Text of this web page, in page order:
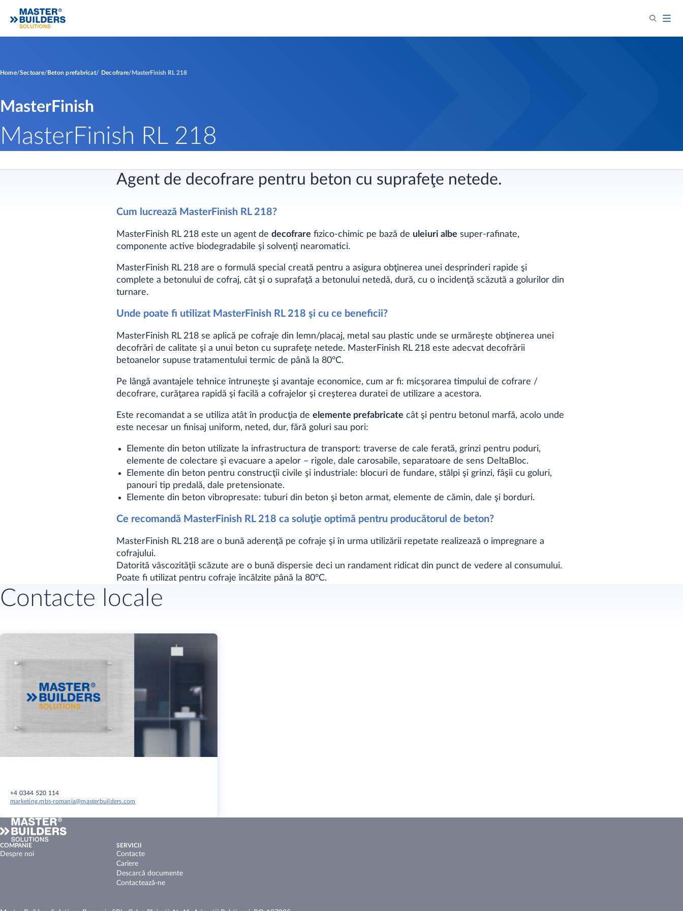
Home Sectoare Beton prefabricat Decofrare MasterFinish RL 218
MasterFinish
MasterFinish RL 218
Agent de decofrare pentru beton cu suprafeţe netede.
Cum lucrează MasterFinish RL 218?
MasterFinish RL 218 este un agent de decofrare fizico-chimic pe bază de uleiuri albe super-rafinate,
componente active biodegradabile şi solvenţi nearomatici.
MasterFinish RL 218 are o formulă special creată pentru a asigura obţinerea unei desprinderi rapide şi
complete a betonului de cofraj, cât şi o suprafaţă a betonului netedă, dură, cu o incidenţă scăzută a golurilor din
turnare.
Unde poate fi utilizat MasterFinish RL 218 şi cu ce beneficii?
MasterFinish RL 218 se aplică pe cofraje din lemn/placaj, metal sau plastic unde se urmăreşte obţinerea unei
decofrări de calitate şi a unui beton cu suprafeţe netede. MasterFinish RL 218 este adecvat decofrării
betoanelor supuse tratamentului termic de până la 80°C.
Pe lângă avantajele tehnice întruneşte şi avantaje economice, cum ar fi: micşorarea timpului de cofrare /
decofrare, curăţarea rapidă şi facilă a cofrajelor şi creşterea duratei de utilizare a acestora.
Este recomandat a se utiliza atât în producţia de elemente prefabricate cât şi pentru betonul marfă, acolo unde
este necesar un finisaj uniform, neted, dur, fără goluri sau pori:
Elemente din beton utilizate la infrastructura de transport: traverse de cale ferată, grinzi pentru poduri,
elemente de colectare şi evacuare a apelor – rigole, dale carosabile, separatoare de sens DeltaBloc.
Elemente din beton pentru construcţii civile şi industriale: blocuri de fundare, stâlpi şi grinzi, fâşii cu goluri,
panouri tip predală, dale pretensionate.
Elemente din beton vibropresate: tuburi din beton şi beton armat, elemente de cămin, dale şi borduri.
Ce recomandă MasterFinish RL 218 ca soluţie optimă pentru producătorul de beton?
MasterFinish RL 218 are o bună aderenţă pe cofraje şi în urma utilizării repetate realizează o impregnare a
cofrajului.
Datorită vâscozităţii scăzute are o bună dispersie deci un randament ridicat din punct de vedere al consumului.
Poate fi utilizat pentru cofraje încălzite până la 80°C.
Contacte locale
+4 0344 520 114
marketing.mbs-romania@masterbuilders.com
COMPANIE
Despre noi
SERVICII
Contacte
Cariere
Descarcă documente
Contactează-ne